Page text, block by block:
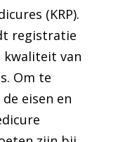
(KRP).
registratie
kwaliteit van
Om te
eisen en